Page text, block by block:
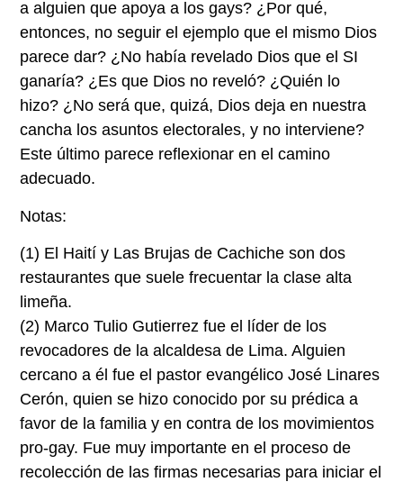
a alguien que apoya a los gays? ¿Por qué,
entonces, no seguir el ejemplo que el mismo Dios
parece dar? ¿No había revelado Dios que el SI
ganaría? ¿Es que Dios no reveló? ¿Quién lo
hizo? ¿No será que, quizá, Dios deja en nuestra
cancha los asuntos electorales, y no interviene?
Este último parece reflexionar en el camino
adecuado.
Notas:
(1) El Haití y Las Brujas de Cachiche son dos
restaurantes que suele frecuentar la clase alta
limeña.
(2) Marco Tulio Gutierrez fue el líder de los
revocadores de la alcaldesa de Lima. Alguien
cercano a él fue el pastor evangélico José Linares
Cerón, quien se hizo conocido por su prédica a
favor de la familia y en contra de los movimientos
pro-gay. Fue muy importante en el proceso de
recolección de las firmas necesarias para iniciar el